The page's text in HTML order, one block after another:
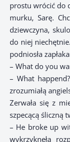
prostu wrócić do
murku, Sarę.
dziewczyna,
do niej
podniosła
– What do you
– What
zrozumiałą
Zerwała się z
szpecącą śliczną
– He broke up
wykrzyknęła